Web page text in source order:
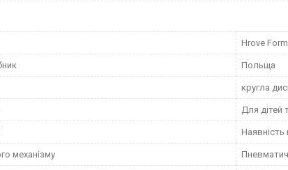
Hrove Form
Польща
кругла
Для дітей
Наявність
механізму